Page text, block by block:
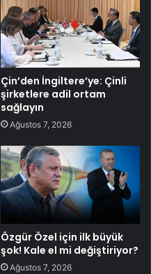
Çin’den İngiltere’ye: Çinli
şirketlere adil ortam
sağlayın
Ağustos 7, 2026
Özgür Özel için ilk büyük
şok! Kale el mi değiştiriyor?
Ağustos 7, 2026